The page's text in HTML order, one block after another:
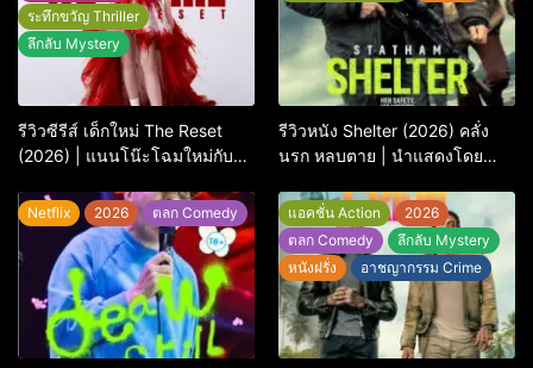
ระทึกขวัญ Thriller
ลึกลับ Mystery
รีวิวซีรีส์ เด็กใหม่ The Reset
(2026) | แนนโน๊ะโฉมใหม่กับ
รีวิวหนัง Shelter (2026) คลั่ง
นรก หลบตาย | นำแสดงโดย
Netflix 2026 ตลก Comedy แอคชั่น Action
2026
ตลก Comedy
ลึกลับ Mystery
หนังฝรั่ง
อาชญากรรม Crime